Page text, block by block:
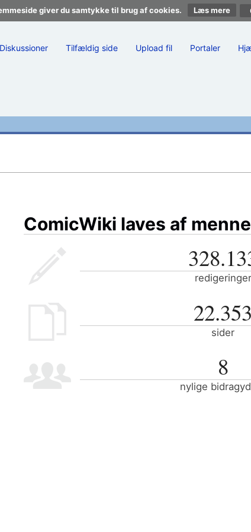
giver du samtykke til brug af cookies. Læs mere
Diskussioner Tilfældig side Upload fil Portaler
ComicWiki laves af
redigeringer
22.353
sider
8
nylige